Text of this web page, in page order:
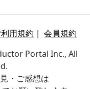
用規約 ｜ 会員規約
Portal Inc., All
・ご感想は